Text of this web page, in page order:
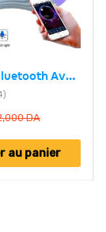
Ampoule Bluetooth Avec Haut-Parleur Rgb Télécommande SansFil
DA
au panier